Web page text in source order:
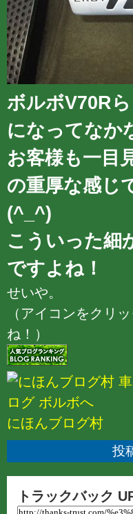
ボルボV70R
になってなか
お客様も一目
の重厚な感じ
(^_^)
こういった細
ですよね！
せいや。
（アイコンをクリ
ね！）
にほんブログ村
投
トラックバック